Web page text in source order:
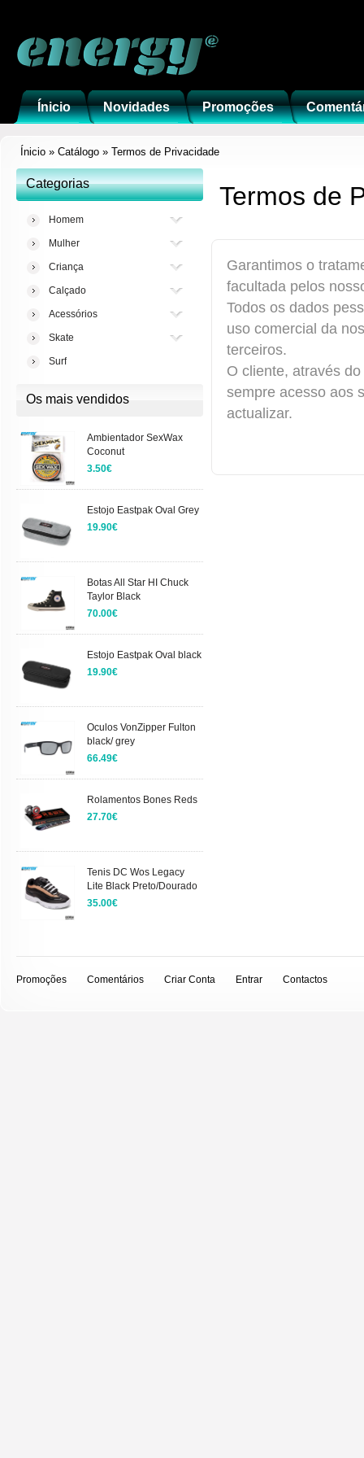
Ínicio Novidades Promoções
Ínicio » Catálogo » Termos de Privacidade
Termos de
Garantimos o
facultada pelos
Todos os dados
uso comercial da
terceiros.
O cliente, através
sempre acesso aos
actualizar.
Categorias
Homem
Mulher
Criança
Calçado
Acessórios
Skate
Surf
Os mais vendidos
Ambientador SexWax
Coconut
3.50€
Estojo Eastpak Oval Grey
19.90€
Botas All Star HI Chuck
Taylor Black
70.00€
Estojo Eastpak Oval black
19.90€
Oculos VonZipper Fulton
black/ grey
66.49€
Rolamentos Bones Reds
27.70€
Tenis DC Wos Legacy
Lite Black Preto/Dourado
35.00€
Promoções Comentários Criar Conta Entrar Contactos